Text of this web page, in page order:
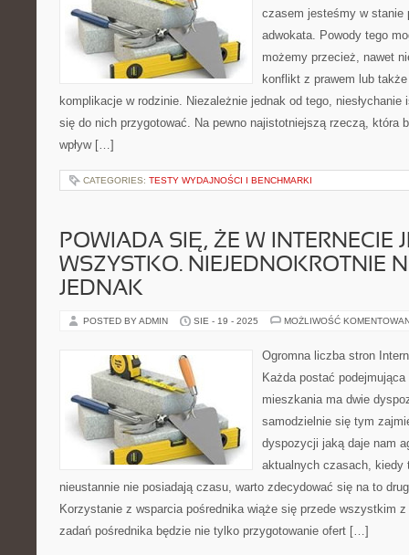
czasem jesteśmy w stanie
adwokata. Powody tego
możemy przecież, nawet
konflikt z prawem lub
komplikacje w rodzinie. Niezależnie jednak od tego, niesłychanie
się do nich przygotować. Na pewno najistotniejszą rzeczą, która
wpływ […]
CATEGORIES: TESTY WYDAJNOŚCI I BENCHMARKI
POWIADA SIĘ, ŻE W INTERNECIE
WSZYSTKO. NIEJEDNOKROTNIE
JEDNAK
POSTED BY ADMIN SIE - 19 - 2025 MOŻLIWOŚĆ
Ogromna liczba stron
Każda postać
mieszkania ma dwie
samodzielnie się tym
dyspozycji jaką daje nam
aktualnych czasach, kiedy
nieustannie nie posiadają czasu, warto zdecydować się na to
Korzystanie z wsparcia pośrednika wiąże się przede wszystkim
zadań pośrednika będzie nie tylko przygotowanie ofert […]